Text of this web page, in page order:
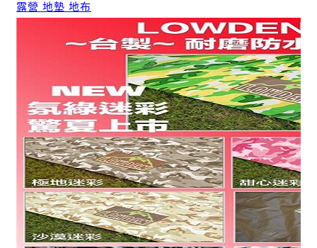
露營 地墊 地布